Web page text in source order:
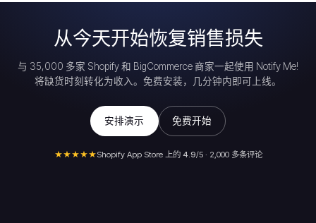
从今天开始恢复销售损失
与 35,000 多家 Shopify 和 BigCommerce 商家一起使用 Notify Me!
将缺货时刻转化为收入。免费安装，几分钟内即可上线。
安排演示 免费开始
★★★★★Shopify App Store 上的 4.9/5 · 2,000 多条评论